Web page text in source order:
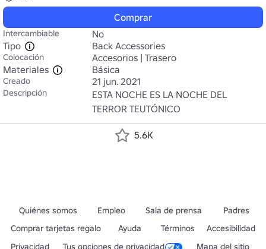
Comprar
Intercambiable
No
Tipo
Back Accessories
Colocación
Accesorios | Trasero
Materiales
Básica
Creado 21 jun. 2021
Descripción
ESTA NOCHE ES LA NOCHE DEL
TERROR TEUTÓNICO
5.6K
Quiénes somos Empleo Sala de prensa
Padres
Comprar tarjetas regalo
Ayuda Términos
Accesibilidad
Privacidad
Tus opciones de privacidad Mapa del sitio